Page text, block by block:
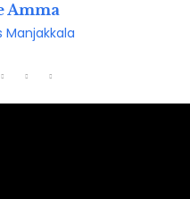
Amma
Manjakkala